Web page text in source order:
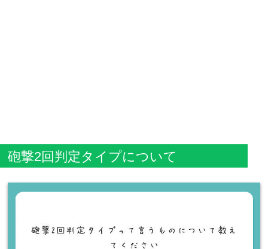
砲撃2回判定タイプについて